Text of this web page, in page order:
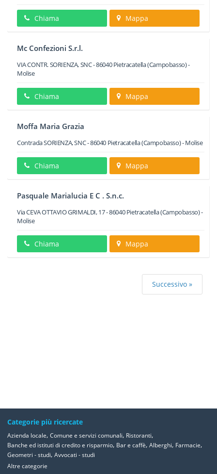
Chiama Mappa
Mc Confezioni S.r.l.
VIA CONTR. SORIENZA, SNC-86040 Pietracatella(Campobasso) -
Molise
Chiama Mappa
Moffa Maria Grazia
Contrada SORIENZA, SNC-86040 Pietracatella(Campobasso) -Molise
Chiama Mappa
Pasquale Marialucia E C . S.n.c.
Via CEVA OTTAVIO GRIMALDI, 17-86040 Pietracatella(Campobasso) -
Molise
Chiama Mappa
Successivo »
Categorie più ricercate
Azienda locale, Comune e servizi comunali, Ristoranti,
Banche ed istituti di credito e risparmio, Bar e caffè, Alberghi, Farmacie,
Geometri - studi, Avvocati - studi
Altre categorie